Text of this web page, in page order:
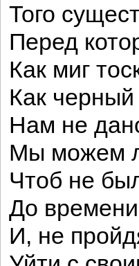
Того
Перед
Как миг
Как черный
Нам не
Мы можем
Чтоб не
До
И, не